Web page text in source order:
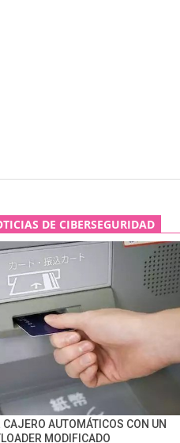
DE CIBERSEGURIDAD
AUTOMÁTICOS CON UN
MODIFICADO